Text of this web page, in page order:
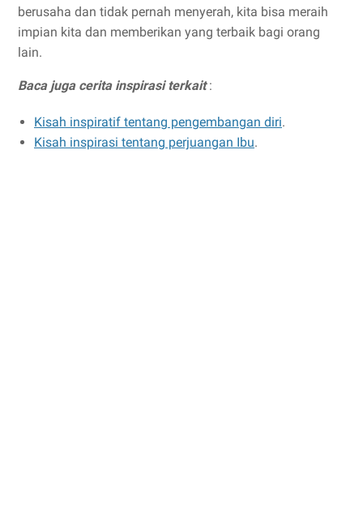
berusaha dan tidak pernah menyerah, kita bisa meraih
impian kita dan memberikan yang terbaik bagi orang
lain.
Baca juga cerita inspirasi terkait:
Kisah inspiratif tentang pengembangan diri.
Kisah inspirasi tentang perjuangan Ibu.